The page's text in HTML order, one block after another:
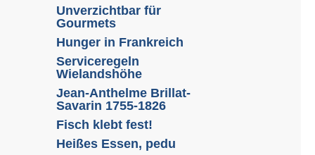
Unverzichtbar für
Gourmets
Hunger in Frankreich
Serviceregeln
Wielandshöhe
Jean-Anthelme Brillat-
Savarin 1755-1826
Fisch klebt fest!
Heißes Essen, pedu